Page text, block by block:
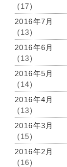
(17)
2016年7月
(13)
2016年6月
(13)
2016年5月
(14)
2016年4月
(13)
2016年3月
(15)
2016年2月
(16)